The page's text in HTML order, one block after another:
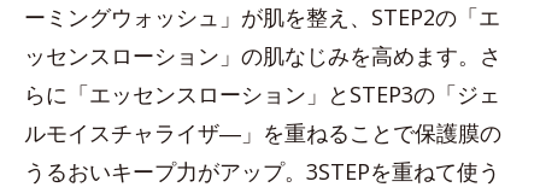
ーミングウォッシュ」が肌を整え、STEP2の「エ
ッセンスローション」の肌なじみを高めます。さ
らに「エッセンスローション」とSTEP3の「ジェ
ルモイスチャライザ―」を重ねることで保護膜の
うるおいキープ力がアップ。3STEPを重ねて使う